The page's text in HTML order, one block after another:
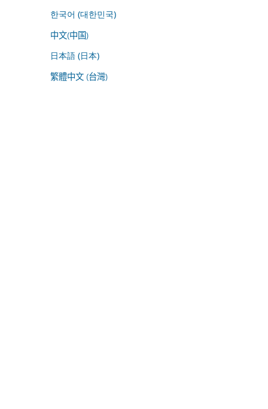
한국어 (대한민국)
中文(中国)
日本語 (日本)
繁體中文 (台灣)